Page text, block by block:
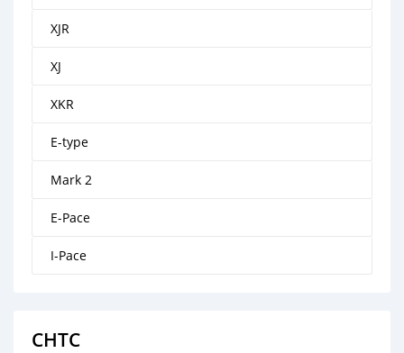
XJR
XJ
XKR
E-type
Mark 2
E-Pace
I-Pace
CHTC